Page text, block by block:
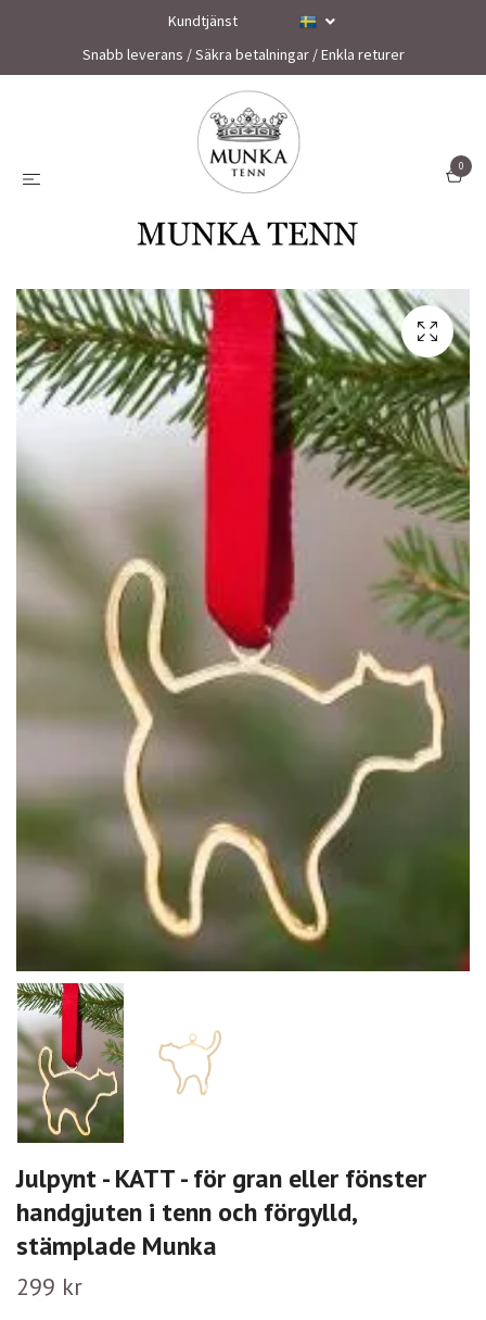
Kundtjänst
Snabb leverans / Säkra betalningar / Enkla returer
0
Julpynt - KATT - för gran eller fönster
handgjuten i tenn och förgylld,
stämplade Munka
299 kr